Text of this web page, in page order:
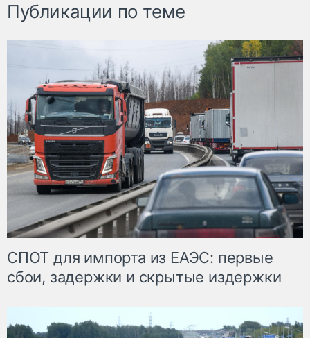
Публикации по теме
СПОТ для импорта из ЕАЭС: первые
сбои, задержки и скрытые издержки